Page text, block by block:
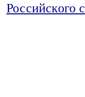
Российского